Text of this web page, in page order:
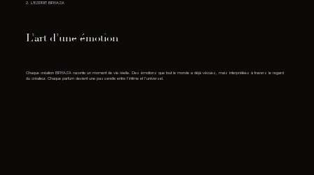
2. L'ESPRIT BRYASA
L’art d’une émotion
Chaque création BRYASA raconte un moment de vie réelle. Des émotions que tout le monde a déjà vécues, mais interprétées à travers le regard
du créateur. Chaque parfum devient une passerelle entre l’intime et l’universel.